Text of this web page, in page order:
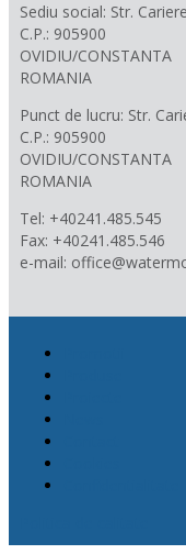
Sediu social: Str.
C.P.: 905900
OVIDIU/CONSTANTA
ROMANIA
Punct de lucru: Str.
C.P.: 905900
OVIDIU/CONSTANTA
ROMANIA
Tel: +40241.485.545
Fax: +40241.485.546
e-mail: